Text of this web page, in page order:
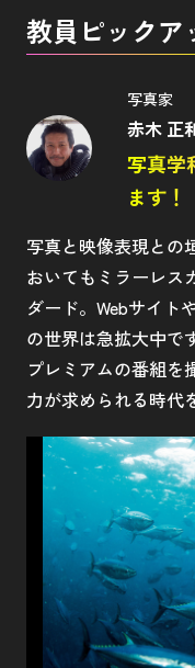
教員ピックア
写真家
赤木 正
写真学
ます！
写真と映像表現との
おいてもミラーレス
ダード。Webサイト
の世界は急拡大中で
プレミアムの番組を
力が求められる時代